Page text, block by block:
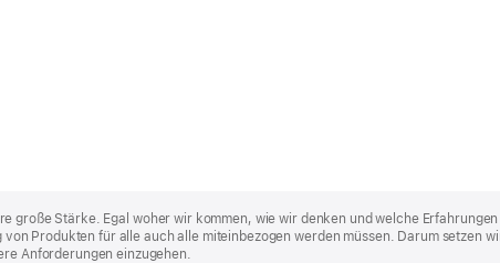
große Stärke. Egal woher wir kommen, wie wir denken und welche
Produkten für alle auch alle miteinbezogen werden müssen. Darum setzen
Anforderungen einzugehen.